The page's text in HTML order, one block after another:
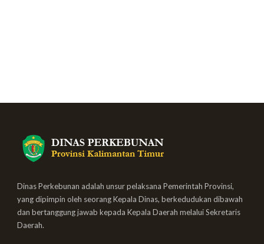
Dinas Perkebunan adalah unsur pelaksana Pemerintah Provinsi,
yang dipimpin oleh seorang Kepala Dinas, berkedudukan dibawah
dan bertanggung jawab kepada Kepala Daerah melalui Sekretaris
Daerah.